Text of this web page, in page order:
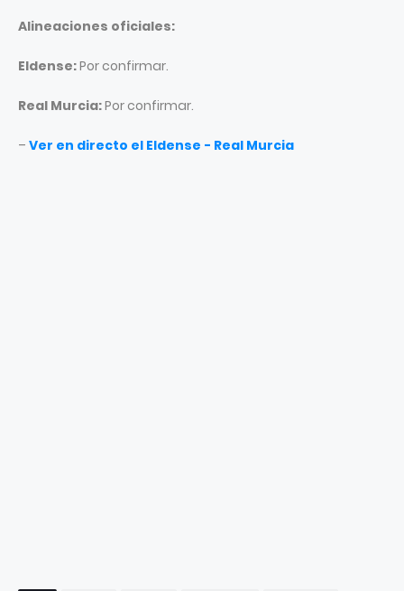
Alineaciones oficiales:
Eldense:Por confirmar.
Real Murcia:Por confirmar.
– Ver en directo el Eldense - Real Murcia